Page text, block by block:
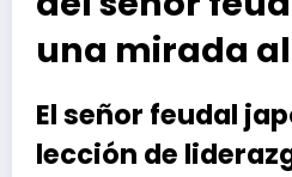
una mirada
El señor feudal
lección de